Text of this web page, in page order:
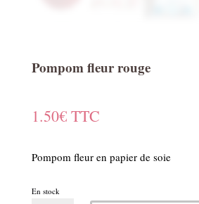
Pompom fleur rouge
1.50€ TTC
Pompom fleur en papier de soie
En stock